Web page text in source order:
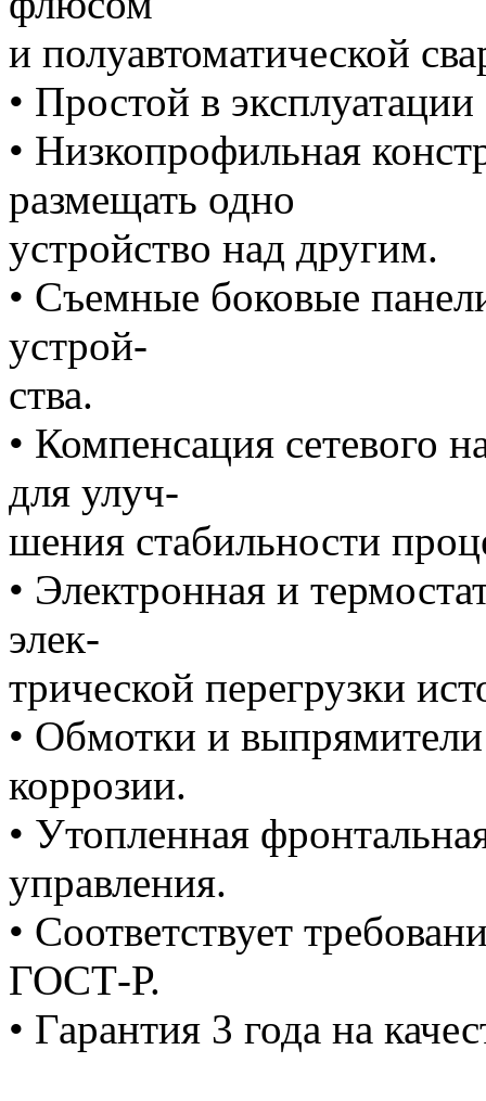
и полуавтоматической
• Простой в
• Низкопрофильная
размещать одно
устройство над другим.
• Съемные боковые
устрой-
ства.
• Компенсация сетевого
для улуч-
шения стабильности
• Электронная и
элек-
трической перегрузки
• Обмотки и
коррозии.
• Утопленная
управления.
• Соответствует
ГОСТ-Р.
• Гарантия 3 года на